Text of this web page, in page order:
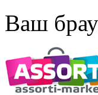
Ваш